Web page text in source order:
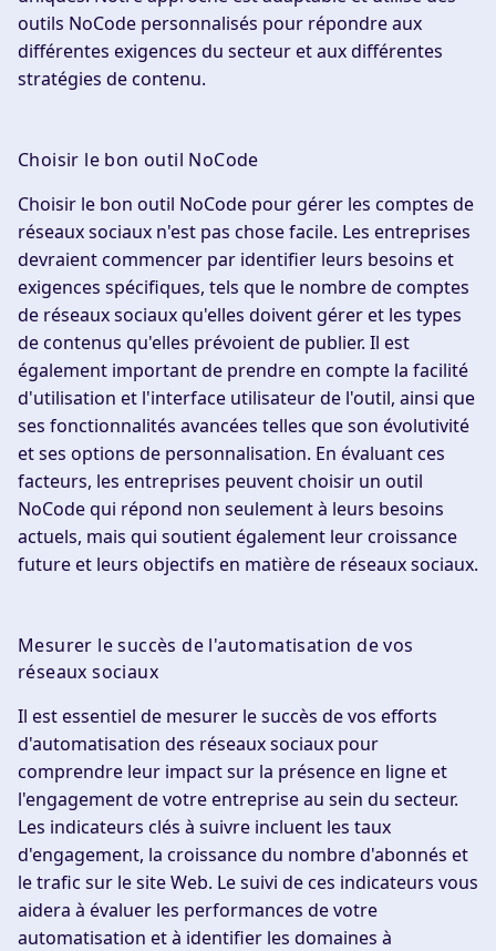
outils NoCode personnalisés pour répondre aux
différentes exigences du secteur et aux différentes
stratégies de contenu.
Choisir le bon outil NoCode
Choisir le bon outil NoCode pour gérer les comptes de
réseaux sociaux n'est pas chose facile. Les entreprises
devraient commencer par identifier leurs besoins et
exigences spécifiques, tels que le nombre de comptes
de réseaux sociaux qu'elles doivent gérer et les types
de contenus qu'elles prévoient de publier. Il est
également important de prendre en compte la facilité
d'utilisation et l'interface utilisateur de l'outil, ainsi que
ses fonctionnalités avancées telles que son évolutivité
et ses options de personnalisation. En évaluant ces
facteurs, les entreprises peuvent choisir un outil
NoCode qui répond non seulement à leurs besoins
actuels, mais qui soutient également leur croissance
future et leurs objectifs en matière de réseaux sociaux.
Mesurer le succès de l'automatisation de vos
réseaux sociaux
Il est essentiel de mesurer le succès de vos efforts
d'automatisation des réseaux sociaux pour
comprendre leur impact sur la présence en ligne et
l'engagement de votre entreprise au sein du secteur.
Les indicateurs clés à suivre incluent les taux
d'engagement, la croissance du nombre d'abonnés et
le trafic sur le site Web. Le suivi de ces indicateurs vous
aidera à évaluer les performances de votre
automatisation et à identifier les domaines à